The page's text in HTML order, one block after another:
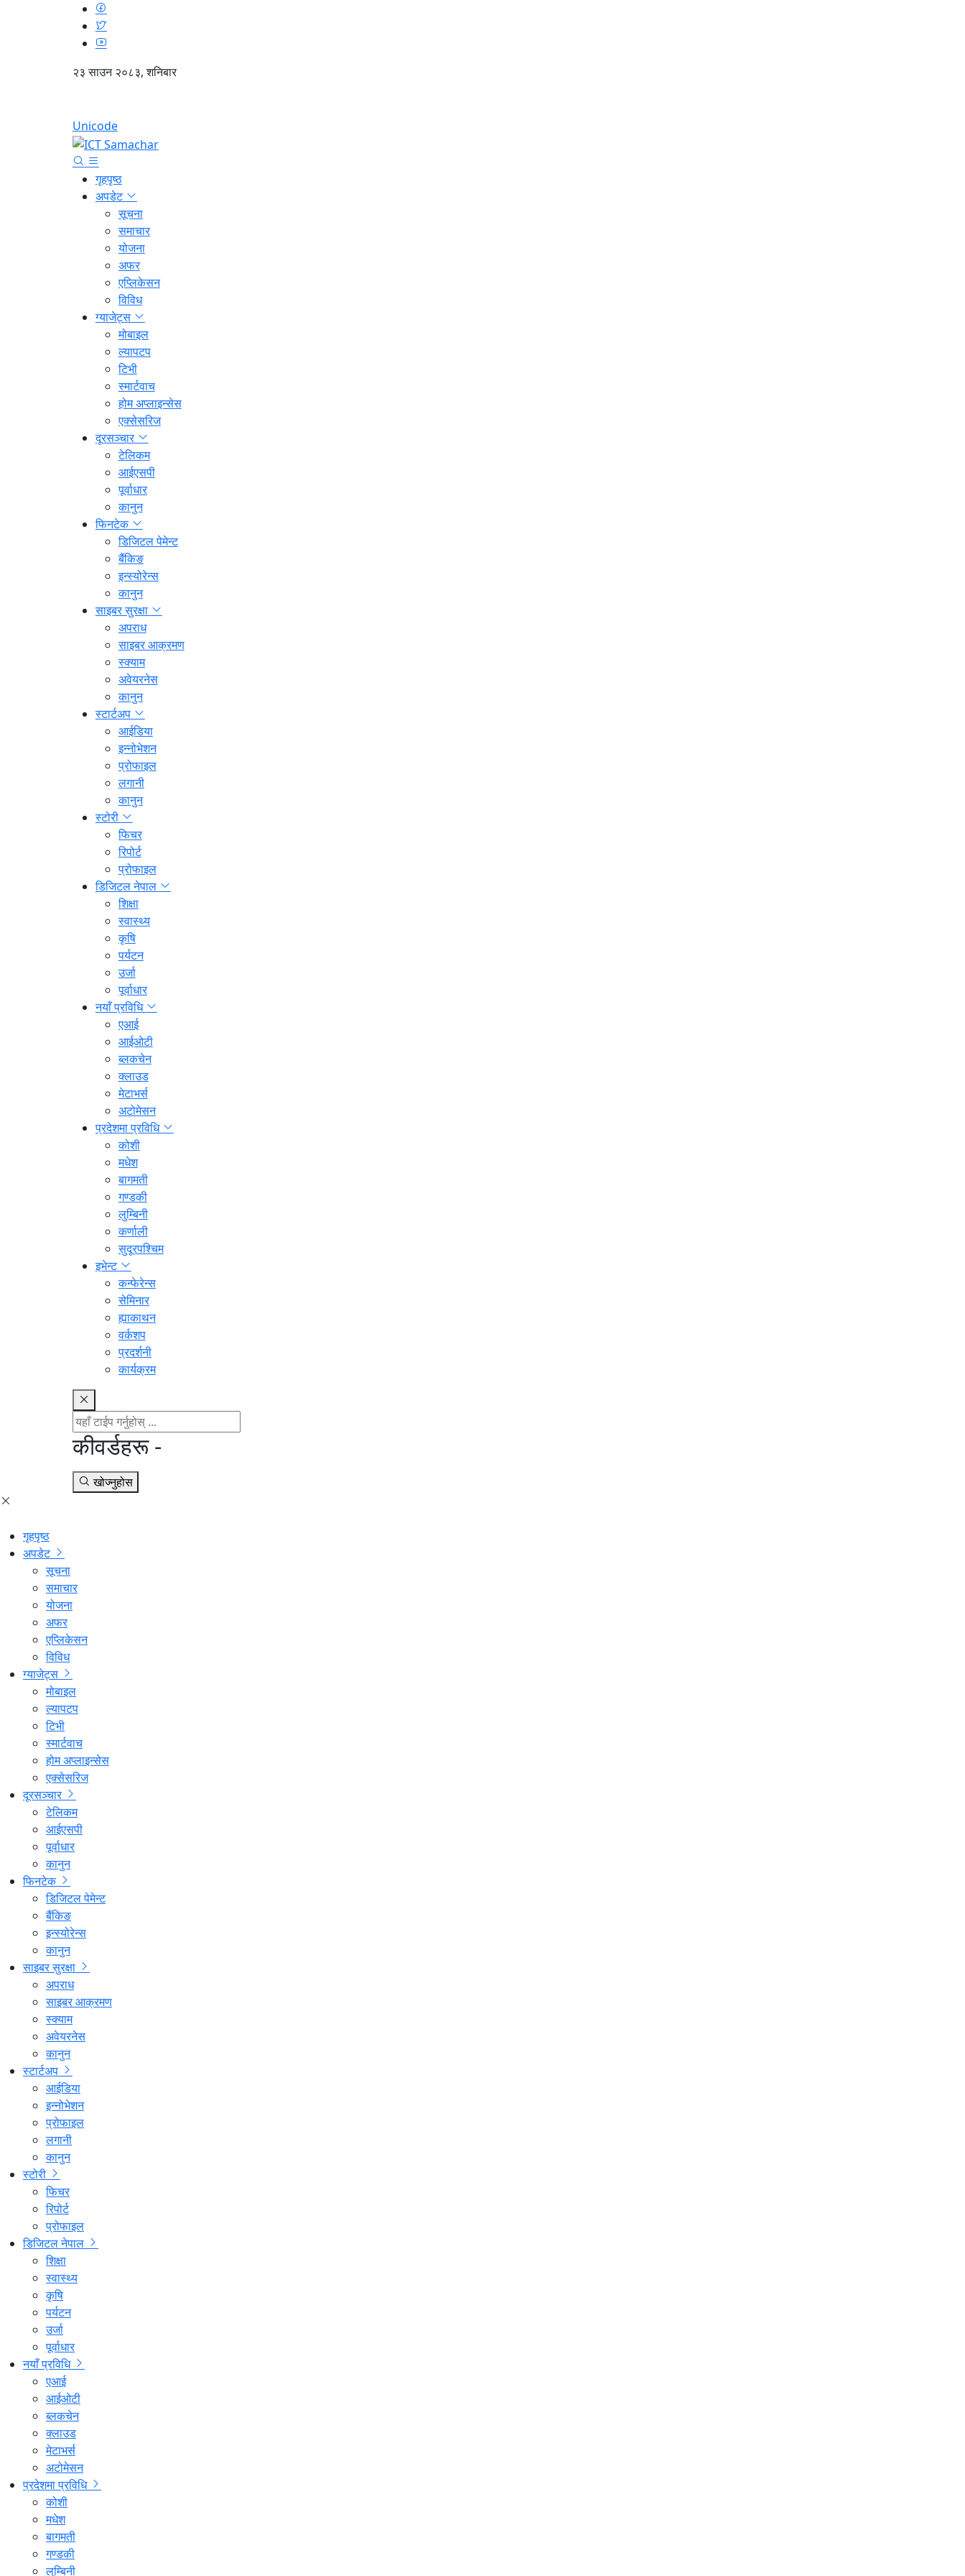
२३ साउन २०८३, शनिबार
Unicode
गृहपृष्ठ
अपडेट
सूचना
समाचार
योजना
अफर
एप्लिकेसन
विविध
ग्याजेट्स
मोबाइल
ल्यापटप
टिभी
स्मार्टवाच
होम अप्लाइन्सेस
एक्सेसरिज
दूरसञ्चार
टेलिकम
आईएसपी
पूर्वाधार
कानुन
फिनटेक
डिजिटल पेमेन्ट
बैंकिङ
इन्स्योरेन्स
कानुन
साइबर सुरक्षा
अपराध
साइबर आक्रमण
स्क्याम
अवेयरनेस
कानुन
स्टार्टअप
आईडिया
इन्नोभेशन
प्रोफाइल
लगानी
कानुन
स्टोरी
फिचर
रिपोर्ट
प्रोफाइल
डिजिटल नेपाल
शिक्षा
स्वास्थ्य
कृषि
पर्यटन
उर्जा
पूर्वाधार
नयाँ प्रविधि
एआई
आईओटी
ब्लकचेन
क्लाउड
मेटाभर्स
अटोमेसन
प्रदेशमा प्रविधि
कोशी
मधेश
बागमती
गण्डकी
लुम्बिनी
कर्णाली
सुदूरपश्चिम
इभेन्ट
कन्फेरेन्स
सेमिनार
ह्याकाथन
वर्कशप
प्रदर्शनी
कार्यक्रम
कीवर्डहरू -
खोज्नुहोस
गृहपृष्ठ
अपडेट
सूचना
समाचार
योजना
अफर
एप्लिकेसन
विविध
ग्याजेट्स
मोबाइल
ल्यापटप
टिभी
स्मार्टवाच
होम अप्लाइन्सेस
एक्सेसरिज
दूरसञ्चार
टेलिकम
आईएसपी
पूर्वाधार
कानुन
फिनटेक
डिजिटल पेमेन्ट
बैंकिङ
इन्स्योरेन्स
कानुन
साइबर सुरक्षा
अपराध
साइबर आक्रमण
स्क्याम
अवेयरनेस
कानुन
स्टार्टअप
आईडिया
इन्नोभेशन
प्रोफाइल
लगानी
कानुन
स्टोरी
फिचर
रिपोर्ट
प्रोफाइल
डिजिटल नेपाल
शिक्षा
स्वास्थ्य
कृषि
पर्यटन
उर्जा
पूर्वाधार
नयाँ प्रविधि
एआई
आईओटी
ब्लकचेन
क्लाउड
मेटाभर्स
अटोमेसन
प्रदेशमा प्रविधि
कोशी
मधेश
बागमती
गण्डकी
लुम्बिनी